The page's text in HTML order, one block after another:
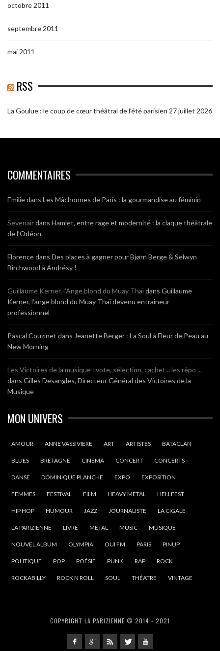
octobre 2011
septembre 2011
mai 2011
RSS
La Goulue : le coup de cœur théâtral de l’été parisien 27 juillet 2026
COMMENTAIRES
Emiliedans Les Mâchonnes de Paris : la gourmandise au féminin
Sevenairdans Hamlet, entre rage et modernité : la claque théâtrale
de l’Odéon
Florencedans Des places à gagner pour Bjørn Berge & Selwyn
Birchwood à Andrésy !
Guillaume Kerner, l’Ange blond du Muay Thaïdans Guillaume
Kerner, l’ange blond du Muay Thaï devenu entraineur
professionnel
Pascal Couzinet dans Jeanette Berger : La Soul à Fleur de Peau au
New Morning
Les Victoires de la musique : vote, sélection, cachet... les répo ...
dans Gilles Desangles, Directeur Général des Victoires de la
Musique
MON UNIVERS
AMOUR ANNE VASSIVIERE ART ARTISTES BATACLAN
BLUES BRETAGNE CINEMA CONCERT CONCERTS
DANSE DOMINIQUE PLANCHE EXPO EXPOSITION
FEMMES FESTIVAL FILM HEAVY METAL HELLFEST
HIP HOP HUMOUR JAZZ JOURNALISTE LA CIGALE
LA PARIZIENNE LIVRE METAL MUSIC MUSIQUE
NOUVEL ALBUM OLYMPIA OUI FM PARIS PINUP
POLITIQUE POP POÉSIE PUNK RAP ROCK
ROCKABILLY ROCK N ROLL SOUL THÉATRE VINTAGE
COPYRIGHT LA PARIZIENNE © 2014 - 2021